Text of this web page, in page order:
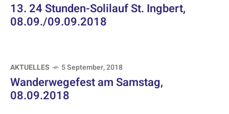
13. 24 Stunden-Solilauf St. Ingbert,
08.09./09.09.2018
AKTUELLES 5 September, 2018
Wanderwegefest am Samstag,
08.09.2018